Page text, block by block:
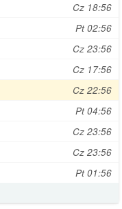
Cz 18:56
Pt 02:56
Cz 23:56
Cz 17:56
Cz 22:56
Pt 04:56
Cz 23:56
Cz 23:56
Pt 01:56